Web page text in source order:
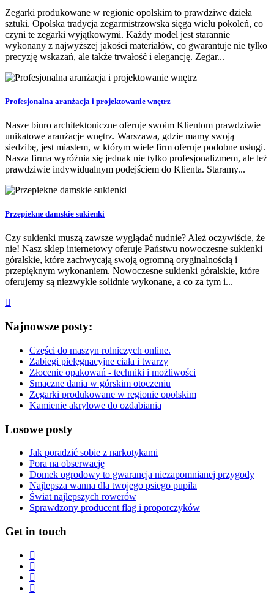
Zegarki produkowane w regionie opolskim to prawdziwe dzieła
sztuki. Opolska tradycja zegarmistrzowska sięga wielu pokoleń, co
czyni te zegarki wyjątkowymi. Każdy model jest starannie
wykonany z najwyższej jakości materiałów, co gwarantuje nie tylko
precyzję wskazań, ale także trwałość i elegancję. Zegar...
Profesjonalna aranżacja i projektowanie wnętrz
Nasze biuro architektoniczne oferuje swoim Klientom prawdziwie
unikatowe aranżacje wnętrz. Warszawa, gdzie mamy swoją
siedzibę, jest miastem, w którym wiele firm oferuje podobne usługi.
Nasza firma wyróżnia się jednak nie tylko profesjonalizmem, ale też
prawdziwie indywidualnym podejściem do Klienta. Staramy...
Przepiekne damskie sukienki
Czy sukienki muszą zawsze wyglądać nudnie? Ależ oczywiście, że
nie! Nasz sklep internetowy oferuje Państwu nowoczesne sukienki
góralskie, które zachwycają swoją ogromną oryginalnością i
przepięknym wykonaniem. Nowoczesne sukienki góralskie, które
oferujemy są niezwykle solidnie wykonane, a co za tym i...
Najnowsze posty:
Części do maszyn rolniczych online.
Zabiegi pielęgnacyjne ciała i twarzy
Złocenie opakowań - techniki i możliwości
Smaczne dania w górskim otoczeniu
Zegarki produkowane w regionie opolskim
Kamienie akrylowe do ozdabiania
Losowe posty
Jak poradzić sobie z narkotykami
Pora na obserwację
Domek ogrodowy to gwarancja niezapomnianej przygody
Najlepsza wanna dla twojego psiego pupila
Świat najlepszych rowerów
Sprawdzony producent flag i proporczyków
Get in touch